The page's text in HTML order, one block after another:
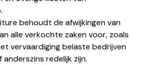
behoudt de afwijkingen van
alle verkochte zaken voor, zoals
vervaardiging belaste bedrijven
anderszins redelijk zijn.